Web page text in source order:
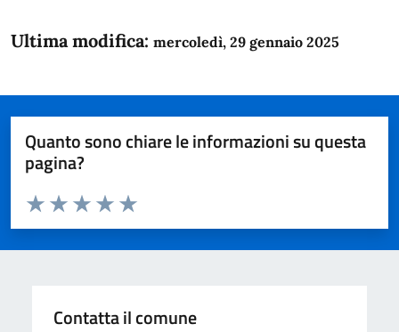
Ultima modifica: mercoledì, 29 gennaio 2025
Quanto sono chiare le informazioni su questa
pagina?
Domanda
Valuta da 1 a 5 stelle la pagina
Valuta 5 stelle su 5
Valuta 4 stelle su 5
Valuta 3 stelle su 5
Valuta 2 stelle su 5
Valuta 1 stelle su 5
Contatta il comune